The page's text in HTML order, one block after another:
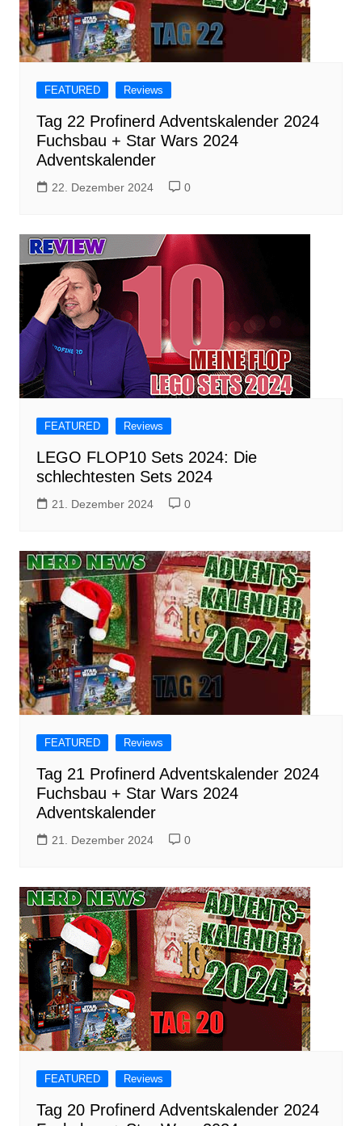
FEATURED Reviews
Tag 22 Profinerd Adventskalender 2024
Fuchsbau + Star Wars 2024
Adventskalender
22. Dezember 2024 0
FEATURED Reviews
LEGO FLOP10 Sets 2024: Die
schlechtesten Sets 2024
21. Dezember 2024 0
FEATURED Reviews
Tag 21 Profinerd Adventskalender 2024
Fuchsbau + Star Wars 2024
Adventskalender
21. Dezember 2024 0
FEATURED Reviews
Tag 20 Profinerd Adventskalender 2024